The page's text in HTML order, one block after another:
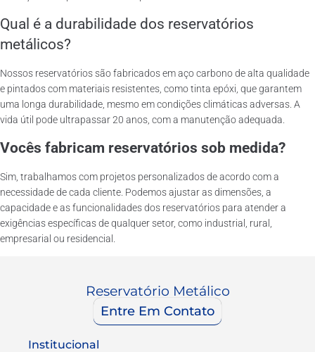
Qual é a durabilidade dos reservatórios
metálicos?
Nossos reservatórios são fabricados em aço carbono de alta qualidade
e pintados com materiais resistentes, como tinta epóxi, que garantem
uma longa durabilidade, mesmo em condições climáticas adversas. A
vida útil pode ultrapassar 20 anos, com a manutenção adequada.
Vocês fabricam reservatórios sob medida?
Sim, trabalhamos com projetos personalizados de acordo com a
necessidade de cada cliente. Podemos ajustar as dimensões, a
capacidade e as funcionalidades dos reservatórios para atender a
exigências específicas de qualquer setor, como industrial, rural,
empresarial ou residencial.
Reservatório Metálico
Entre Em Contato
Institucional